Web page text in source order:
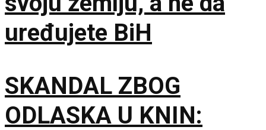
uređujete BiH
SKANDAL ZBOG
ODLASKA U KNIN: